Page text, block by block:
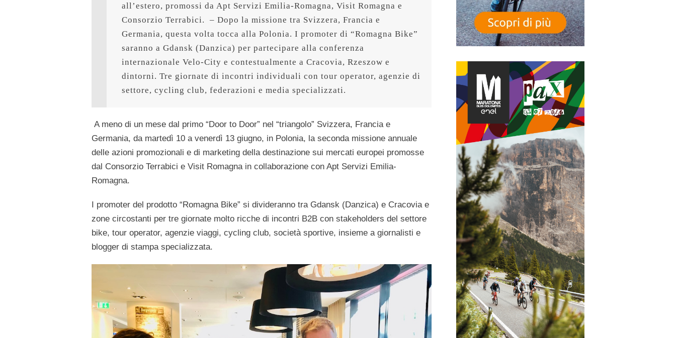
all’estero, promossi da Apt Servizi Emilia-Romagna, Visit Romagna e
Consorzio Terrabici.  – Dopo la missione tra Svizzera, Francia e
Germania, questa volta tocca alla Polonia. I promoter di “Romagna Bike”
saranno a Gdansk (Danzica) per partecipare alla conferenza
internazionale Velo-City e contestualmente a Cracovia, Rzeszow e
dintorni. Tre giornate di incontri individuali con tour operator, agenzie di
settore, cycling club, federazioni e media specializzati.
A meno di un mese dal primo “Door to Door” nel “triangolo” Svizzera, Francia e
Germania, da martedì 10 a venerdì 13 giugno, in Polonia, la seconda missione annuale
delle azioni promozionali e di marketing della destinazione sui mercati europei promosse
dal Consorzio Terrabici e Visit Romagna in collaborazione con Apt Servizi Emilia-
Romagna.
I promoter del prodotto “Romagna Bike” si divideranno tra Gdansk (Danzica) e Cracovia e
zone circostanti per tre giornate molto ricche di incontri B2B con stakeholders del settore
bike, tour operator, agenzie viaggi, cycling club, società sportive, insieme a giornalisti e
blogger di stampa specializzata.